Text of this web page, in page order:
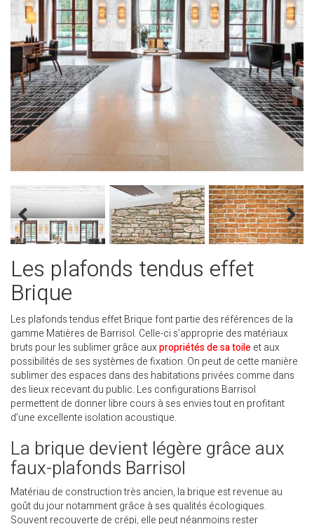
Les plafonds tendus effet
Brique
Les plafonds tendus effet Brique font partie des références de la
gamme Matières de Barrisol. Celle-ci s’approprie des matériaux
bruts pour les sublimer grâce auxpropriétés de sa toileet aux
possibilités de ses systèmes de fixation. On peut de cette manière
sublimer des espaces dans des habitations privées comme dans
des lieux recevant du public. Les configurations Barrisol
permettent de donner libre cours à ses envies tout en profitant
d’une excellente isolation acoustique.
La brique devient légère grâce aux
faux-plafonds Barrisol
Matériau de construction très ancien, la brique est revenue au
goût du jour notamment grâce à ses qualités écologiques.
Souvent recouverte de crépi, elle peut néanmoins rester